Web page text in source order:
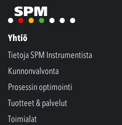
Yhtiö
Tietoja SPM Instrumentista
Kunnonvalvonta
Prosessin optimointi
Tuotteet & palvelut
Toimialat